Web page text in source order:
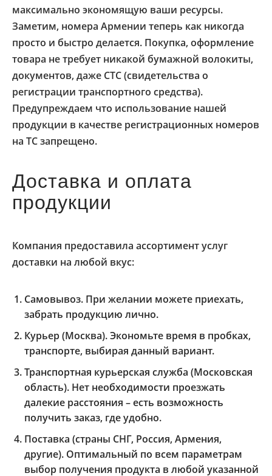
максимально экономящую ваши ресурсы.
Заметим, номера Армении теперь как никогда
просто и быстро делается. Покупка, оформление
товара не требует никакой бумажной волокиты,
документов, даже СТС (свидетельства о
регистрации транспортного средства).
Предупреждаем что использование нашей
продукции в качестве регистрационных номеров
на ТС запрещено.
Доставка и оплата
продукции
Компания предоставила ассортимент услуг
доставки на любой вкус:
Самовывоз. При желании можете приехать,
забрать продукцию лично.
Курьер (Москва). Экономьте время в пробках,
транспорте, выбирая данный вариант.
Транспортная курьерская служба (Московская
область). Нет необходимости проезжать
далекие расстояния – есть возможность
получить заказ, где удобно.
Поставка (страны СНГ, Россия, Армения,
другие). Оптимальный по всем параметрам
выбор получения продукта в любой указанной